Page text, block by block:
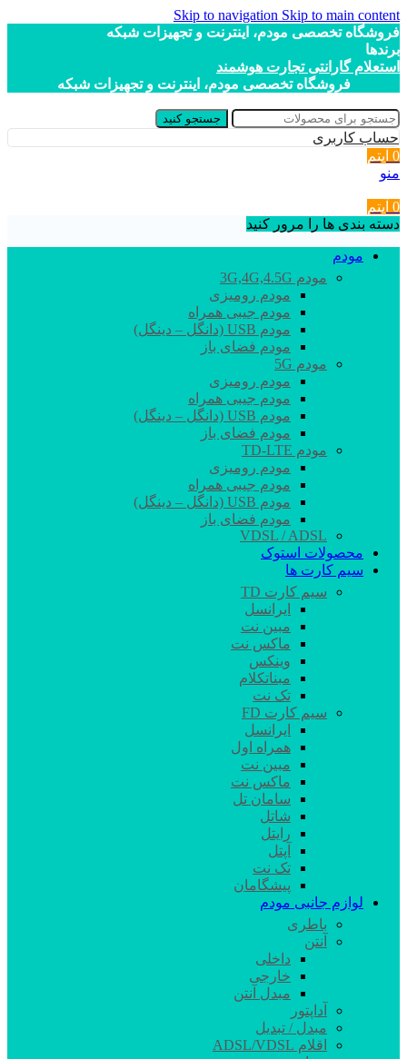
Skip to navigation Skip to main content
فروشگاه تخصصی مودم، اینترنت و تجهیزات شبکه
برندها
استعلام گارانتی تجارت هوشمند
فروشگاه تخصصی مودم، اینترنت و تجهیزات شبکه
جستجو کنید
حساب کاربری
0 آیتم
منو
0 آیتم
دسته بندی ها را مرور کنید
مودم
مودم 3G,4G,4.5G
مودم رومیزی
مودم جیبی همراه
مودم USB (دانگل – دینگل)
مودم فضای باز
مودم 5G
مودم رومیزی
مودم جیبی همراه
مودم USB (دانگل – دینگل)
مودم فضای باز
مودم TD-LTE
مودم رومیزی
مودم جیبی همراه
مودم USB (دانگل – دینگل)
مودم فضای باز
VDSL / ADSL
محصولات استوک
سیم کارت ها
سیم کارت TD
ایرانسل
مبین نت
ماکس نت
وینکس
مبناتکلام
تک نت
سیم کارت FD
ایرانسل
همراه اول
مبین نت
ماکس نت
سامان تل
شاتل
رایتل
آپتل
تک نت
پیشگامان
لوازم جانبی مودم
باطری
آنتن
داخلی
خارجی
مبدل آنتن
آداپتور
مبدل / تبدیل
اقلام ADSL/VDSL